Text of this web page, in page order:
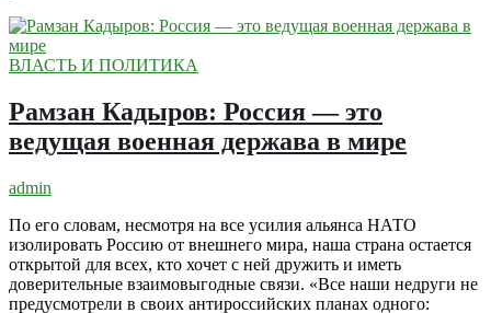
ВЛАСТЬ И ПОЛИТИКА
Рамзан Кадыров: Россия — это
ведущая военная держава в мире
admin
По его словам, несмотря на все усилия альянса НАТО
изолировать Россию от внешнего мира, наша страна остается
открытой для всех, кто хочет с ней дружить и иметь
доверительные взаимовыгодные связи. «Все наши недруги не
предусмотрели в своих антироссийских планах одного: